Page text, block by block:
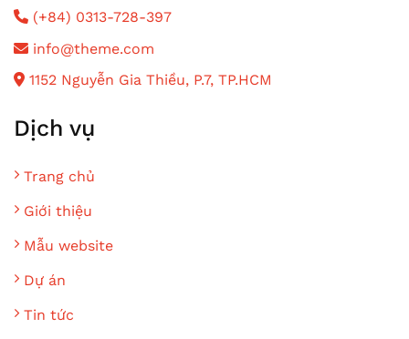
(+84) 0313-728-397
info@theme.com
1152 Nguyễn Gia Thiều, P.7, TP.HCM
Dịch vụ
Trang chủ
Giới thiệu
Mẫu website
Dự án
Tin tức